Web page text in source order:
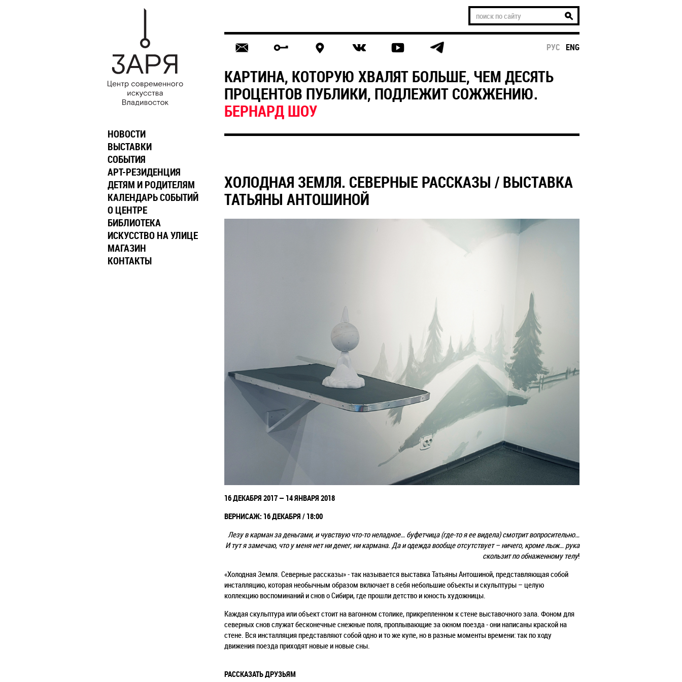
РУС ENG
КАРТИНА, КОТОРУЮ ХВАЛЯТ БОЛЬШЕ, ЧЕМ ДЕСЯТЬ
ПРОЦЕНТОВ ПУБЛИКИ, ПОДЛЕЖИТ СОЖЖЕНИЮ.
БЕРНАРД ШОУ
ХОЛОДНАЯ ЗЕМЛЯ. СЕВЕРНЫЕ РАССКАЗЫ / ВЫСТАВКА
ТАТЬЯНЫ АНТОШИНОЙ
16 ДЕКАБРЯ 2017 — 14 ЯНВАРЯ 2018
ВЕРНИСАЖ: 16 ДЕКАБРЯ / 18:00
Лезу в карман за деньгами, и чувствую что-то неладное… буфетчица (где-то я ее видела) смотрит вопросительно…
И тут я замечаю, что у меня нет ни денег, ни кармана. Да и одежда вообще отсутствует – ничего, кроме лыж… рука
скользит по обнаженному телу!
«Холодная Земля. Северные рассказы» - так называется выставка Татьяны Антошиной, представляющая собой
инсталляцию, которая необычным образом включает в себя небольшие объекты и скульптуры – целую
коллекцию воспоминаний и снов о Сибири, где прошли детство и юность художницы.
Каждая скульптура или объект стоит на вагонном столике, прикрепленном к стене выставочного зала. Фоном для
северных снов служат бесконечные снежные поля, проплывающие за окном поезда - они написаны краской на
стене. Вся инсталляция представляют собой одно и то же купе, но в разные моменты времени: так по ходу
движения поезда приходят новые и новые сны.
РАССКАЗАТЬ ДРУЗЬЯМ
НОВОСТИ
ВЫСТАВКИ
СОБЫТИЯ
АРТ-РЕЗИДЕНЦИЯ
ДЕТЯМ И РОДИТЕЛЯМ
КАЛЕНДАРЬ СОБЫТИЙ
О ЦЕНТРЕ
БИБЛИОТЕКА
ИСКУССТВО НА УЛИЦЕ
МАГАЗИН
КОНТАКТЫ